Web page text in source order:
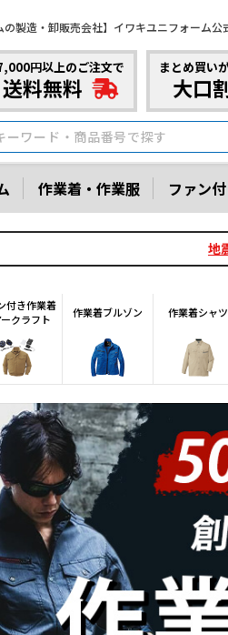
の製造・卸販売会社】イワキユニフォーム公
円以上のご注文で
送料無料
まとめ買い
大口
作業着・作業服 ファン
地
付き作業着
クラフト
作業着ブルゾン 作業着シャツ